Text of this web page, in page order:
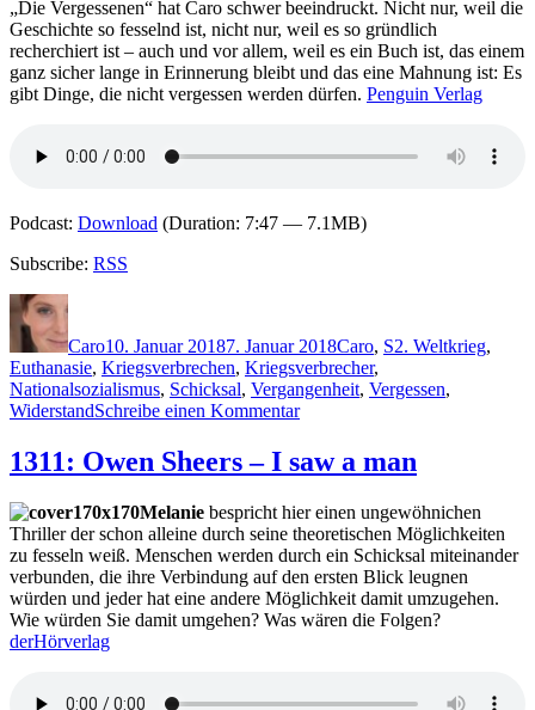
lernt,
Wände
zu
gehen
„Die Vergessenen“ hat Caro schwer beeindruckt. Nicht nur, weil die
Geschichte so fesselnd ist, nicht nur, weil es so gründlich
recherchiert ist – auch und vor allem, weil es ein Buch ist, das einem
ganz sicher lange in Erinnerung bleibt und das eine Mahnung ist: Es
gibt Dinge, die nicht vergessen werden dürfen. Penguin Verlag
Podcast: Download (Duration: 7:47 — 7.1MB)
Subscribe: RSS
Autor
Caro10. Januar 20187. Januar 2018Caro, S2. Weltkrieg,
Euthanasie, Kriegsverbrechen, Kriegsverbrecher,
Nationalsozialismus, Schicksal, Vergangenheit, Vergessen,
WiderstandSchreibe einen Kommentarzu
Sandberg
Die
Vergessenen
1311: Owen Sheers – I saw a man
Melanie bespricht hier einen ungewöhnichen
Thriller der schon alleine durch seine theoretischen Möglichkeiten
zu fesseln weiß. Menschen werden durch ein Schicksal miteinander
verbunden, die ihre Verbindung auf den ersten Blick leugnen
würden und jeder hat eine andere Möglichkeit damit umzugehen.
Wie würden Sie damit umgehen? Was wären die Folgen?
derHörverlag